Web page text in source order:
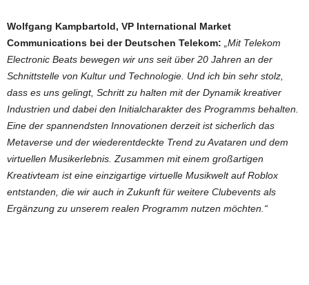
Wolfgang Kampbartold, VP International Market
Communications bei der Deutschen Telekom:
„Mit Telekom
Electronic Beats bewegen wir uns seit über 20 Jahren an der
Schnittstelle von Kultur und Technologie. Und ich bin sehr stolz,
dass es uns gelingt, Schritt zu halten mit der Dynamik kreativer
Industrien und dabei den Initialcharakter des Programms behalten.
Eine der spannendsten Innovationen derzeit ist sicherlich das
Metaverse und der wiederentdeckte Trend zu Avataren und dem
virtuellen Musikerlebnis. Zusammen mit einem großartigen
Kreativteam ist eine einzigartige virtuelle Musikwelt auf Roblox
entstanden, die wir auch in Zukunft für weitere Clubevents als
Ergänzung zu unserem realen Programm nutzen möchten.“